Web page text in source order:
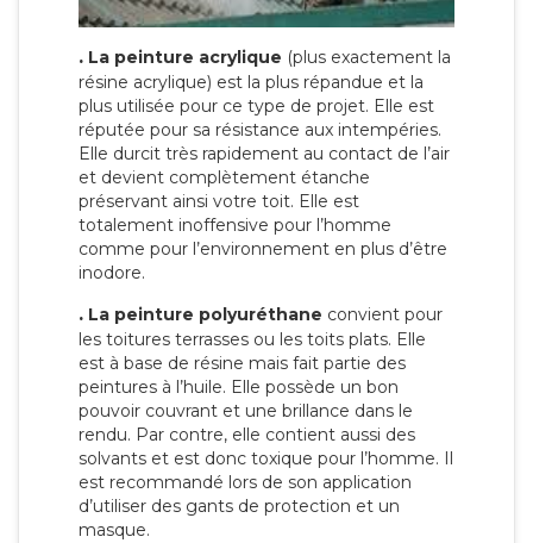
. La peinture acrylique (plus exactement la
résine acrylique) est la plus répandue et la
plus utilisée pour ce type de projet. Elle est
réputée pour sa résistance aux intempéries.
Elle durcit très rapidement au contact de l’air
et devient complètement étanche
préservant ainsi votre toit. Elle est
totalement inoffensive pour l’homme
comme pour l’environnement en plus d’être
inodore.
. La peinture polyuréthane convient pour
les toitures terrasses ou les toits plats. Elle
est à base de résine mais fait partie des
peintures à l’huile. Elle possède un bon
pouvoir couvrant et une brillance dans le
rendu. Par contre, elle contient aussi des
solvants et est donc toxique pour l’homme. Il
est recommandé lors de son application
d’utiliser des gants de protection et un
masque.